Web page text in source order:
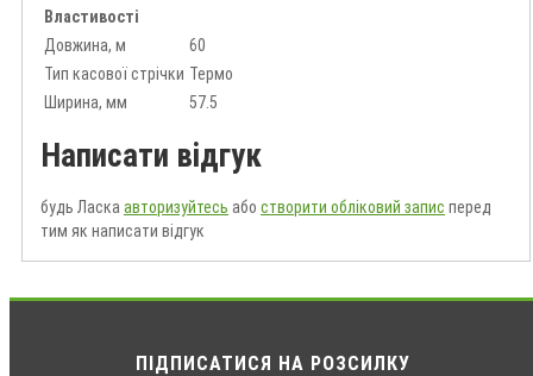
Властивості
Довжина, м
60
Тип касової стрічки Термо
Ширина, мм
57.5
Написати відгук
будь Ласка авторизуйтесь або створити обліковий запис перед
тим як написати відгук
ПІДПИСАТИСЯ НА РОЗСИЛКУ